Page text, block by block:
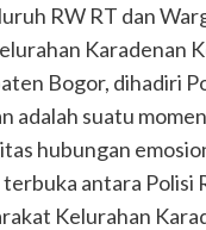
RW RT dan
Karadenan
Bogor, dihadiri
adalah suatu
hubungan
antara Polisi
Kelurahan